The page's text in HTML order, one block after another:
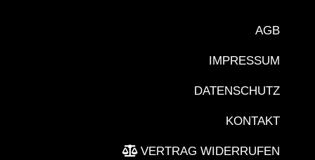
AGB
IMPRESSUM
DATENSCHUTZ
KONTAKT
VERTRAG WIDERRUFEN